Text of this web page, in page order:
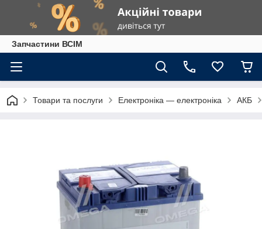
Запчастини ВСІМ
Товари та послуги Електроніка — електроніка АКБ